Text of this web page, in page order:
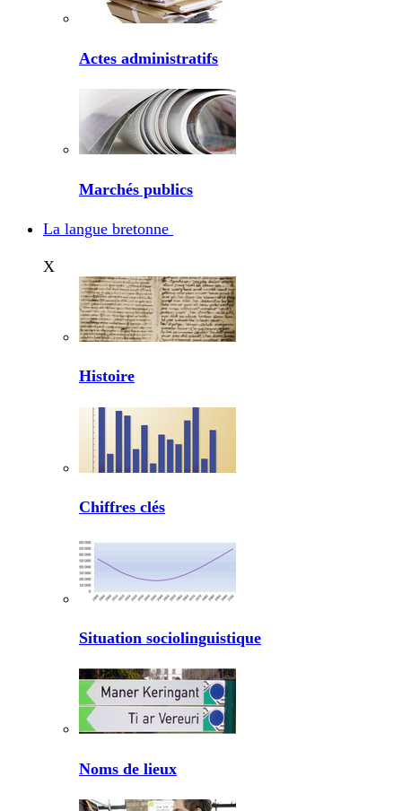
Actes administratifs
Marchés publics
La langue bretonne
X
Histoire
Chiffres clés
Situation sociolinguistique
Noms de lieux